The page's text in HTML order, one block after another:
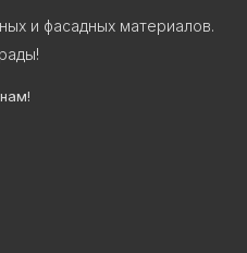
и фасадных материалов.